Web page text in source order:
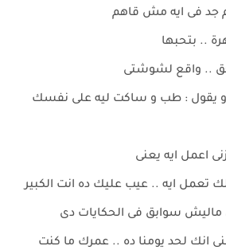
جد فى ايه مش قاهم
.. بتحبها
.. واقع لشوشتى
يقول : طب و ساكت ليه على نفسك
اعمل ايه يعنى
تعمل ايه .. عيب عليك ده انت الكبير
ماليش سوابق فى الحكايات دى
انك لحد يومنا ده .. عمرك ما كنت